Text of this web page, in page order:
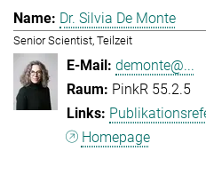
Dr. Silvia De Monte
Senior Scientist, Teilzeit
demonte@...
PinkR 55.2.5
Homepage